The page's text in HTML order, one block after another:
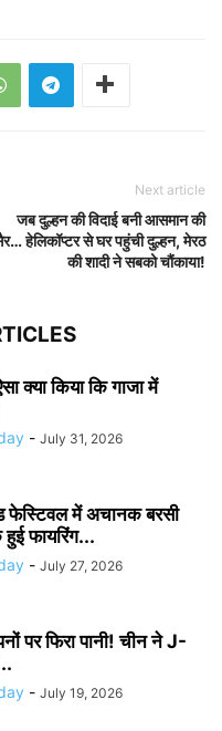
Next article
जब दुल्हन की विदाई बनी आसमान की
हेलिकॉप्टर से घर पहुंची दुल्हन, मेरठ
की शादी ने सबको चौंकाया!
क्या किया कि गाजा में
- July 31, 2026
फेस्टिवल में अचानक बरसी
फायरिंग...
- July 27, 2026
पर फिरा पानी! चीन ने J-
- July 19, 2026